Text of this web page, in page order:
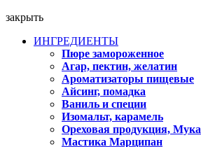
закрыть
ИНГРЕДИЕНТЫ
Пюре замороженное
Агар, пектин, желатин
Ароматизаторы пищевые
Айсинг, помадка
Ваниль и специи
Изомальт, карамель
Ореховая продукция, Мука
Мастика Марципан